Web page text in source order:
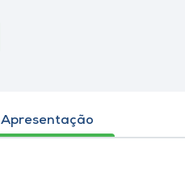
Apresentação